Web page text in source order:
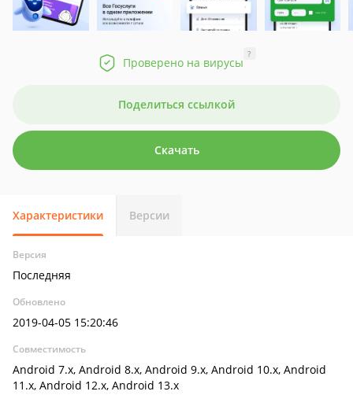
Проверено на вирусы
?
Поделиться ссылкой
Скачать
Характеристики Версии
Версия
Последняя
Обновлено
2019-04-05 15:20:46
Совместимость
Android 7.x, Android 8.x, Android 9.x, Android 10.x, Android
11.x, Android 12.x, Android 13.x